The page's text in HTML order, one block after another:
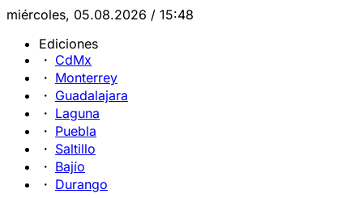
miércoles, 05.08.2026 / 15:48
Ediciones
CdMx
Monterrey
Guadalajara
Laguna
Puebla
Saltillo
Bajío
Durango